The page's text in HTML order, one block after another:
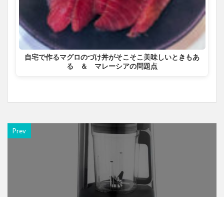
自宅で作るマグロのづけ丼がそこそこ美味しいときもあ
る ＆ マレーシアの問題点
Prev